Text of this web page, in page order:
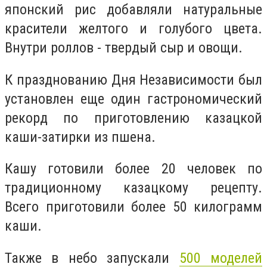
японский рис добавляли натуральные
красители желтого и голубого цвета.
Внутри роллов - твердый сыр и овощи.
К празднованию Дня Независимости был
установлен еще один гастрономический
рекорд по приготовлению казацкой
каши-затирки из пшена.
Кашу готовили более 20 человек по
традиционному казацкому рецепту.
Всего приготовили более 50 килограмм
каши.
Также в небо запускали 500 моделей